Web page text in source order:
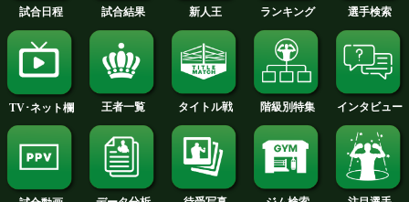
2016年
2015年
2014年